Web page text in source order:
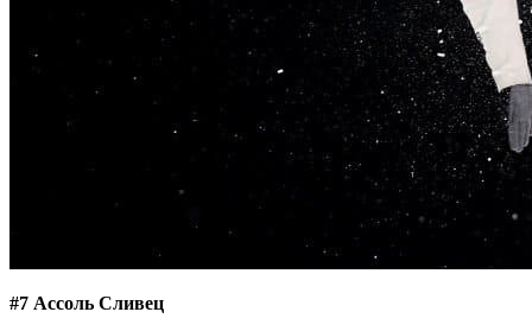
#7 Ассоль Сливец